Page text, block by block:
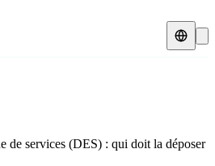
de services (DES) : qui doit la déposer